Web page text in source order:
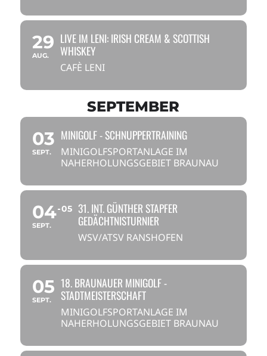
29
AUG.
LIVE IM LENI: IRISH CREAM & SCOTTISH
WHISKEY
CAFÈ LENI
SEPTEMBER
03
SEPT.
MINIGOLF - SCHNUPPERTRAINING
MINIGOLFSPORTANLAGE IM
NAHERHOLUNGSGEBIET BRAUNAU
04
SEPT.
05 31. INT. GÜNTHER STAPFER
GEDÄCHTNISTURNIER
WSV/ATSV RANSHOFEN
05
SEPT.
18. BRAUNAUER MINIGOLF -
STADTMEISTERSCHAFT
MINIGOLFSPORTANLAGE IM
NAHERHOLUNGSGEBIET BRAUNAU